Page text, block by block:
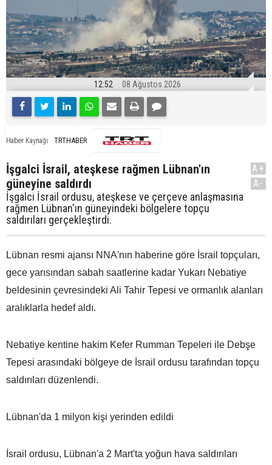
12:52 08 Ağustos 2026
Haber Kaynağı TRTHABER
İşgalci İsrail, ateşkese rağmen Lübnan'ın
güneyine saldırdı
İşgalci İsrail ordusu, ateşkese ve çerçeve anlaşmasına
rağmen Lübnan'ın güneyindeki bölgelere topçu
saldırıları gerçekleştirdi.
A+
A-
Lübnan resmi ajansı NNA'nın haberine göre İsrail topçuları,
gece yarısından sabah saatlerine kadar Yukarı Nebatiye
beldesinin çevresindeki Ali Tahir Tepesi ve ormanlık alanları
aralıklarla hedef aldı.
Nebatiye kentine hakim Kefer Rumman Tepeleri ile Debşe
Tepesi arasındaki bölgeye de İsrail ordusu tarafından topçu
saldırıları düzenlendi.
Lübnan'da 1 milyon kişi yerinden edildi
İsrail ordusu, Lübnan'a 2 Mart'ta yoğun hava saldırıları